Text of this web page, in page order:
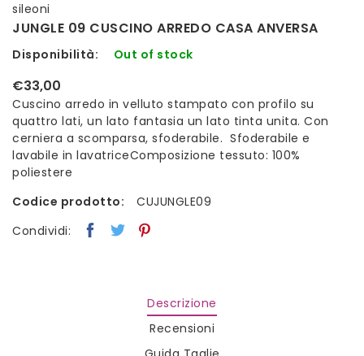
sileoni
JUNGLE 09 CUSCINO ARREDO CASA ANVERSA
Disponibilità: Out of stock
€33,00
Cuscino arredo in velluto stampato con profilo su
quattro lati, un lato fantasia un lato tinta unita. Con
cerniera a scomparsa, sfoderabile. Sfoderabile e
lavabile in lavatriceComposizione tessuto: 100%
poliestere
Codice prodotto:
CUJUNGLE09
Condividi:
Descrizione
Recensioni